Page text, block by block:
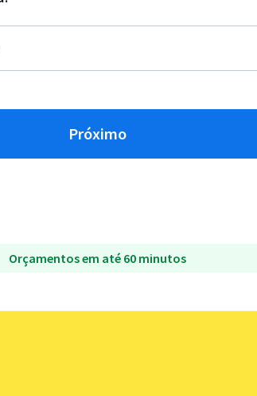
Próximo
Orçamentos em até 60 minutos